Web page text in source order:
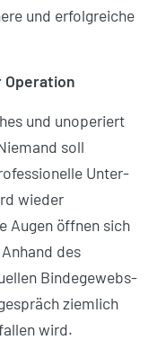
und erfolgreiche
Operation
und unoperiert
soll
Unter­
wieder
Augen öffnen sich
des
Binde­gewebs­
ziemlich
wird.